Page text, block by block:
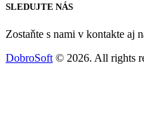
SLEDUJTE NÁS
Zostaňte s nami v kontakte aj
DobroSoft © 2026. All rights